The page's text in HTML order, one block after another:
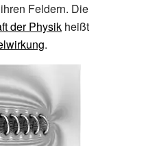
Feldern. Die
der Physik heißt
.